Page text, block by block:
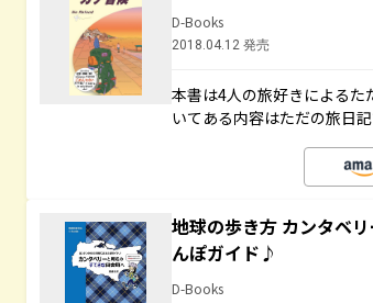
D-Books
2018.04.12 発売
本書は4人の旅好きによるた
いてある内容はただの旅日記
地球の歩き方 カンタベ
んぽガイド♪
D-Books